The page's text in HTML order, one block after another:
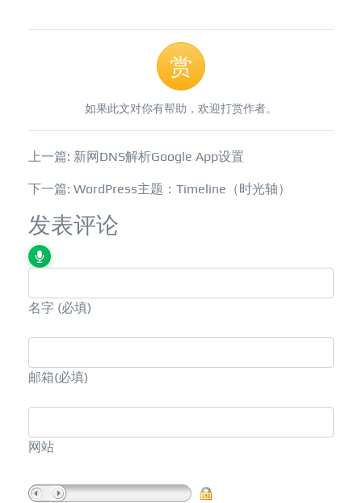
赏
如果此文对你有帮助，欢迎打赏作者。
上一篇: 新网DNS解析Google App设置
下一篇: WordPress主题：Timeline（时光轴）
发表评论
名字 (必填)
邮箱(必填)
网站